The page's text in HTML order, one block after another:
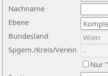
Nachname
Ebene
Bundesland
Spgem./Kreis/Verein
Nur